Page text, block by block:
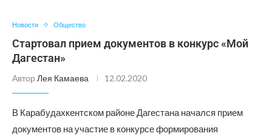
Новости Общество
Стартовал прием документов в конкурс «Мой
Дагестан»
Автор Лея Камаева 12.02.2020
В Карабудахкентском районе Дагестана начался прием
документов на участие в конкурсе формирования